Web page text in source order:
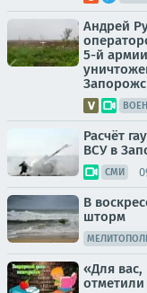
Андрей
5-й
Расчёт
ВСУ в
СМИ
В
шторм
«Для